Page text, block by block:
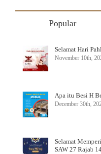
Popular
Selamat Hari
November 10th,
Apa itu Besi H
December 30th,
Selamat
SAW 27 Rajab